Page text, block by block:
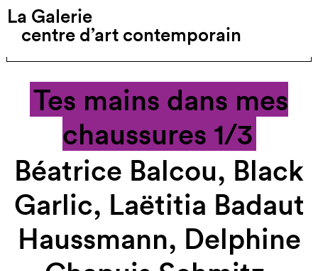
La Galerie
centre d’art contemporain
Exposition précédente
Tes mains dans mes
chaussures 1/3
Béatrice Balcou, Black
Garlic, Laëtitia Badaut
Haussmann, Delphine